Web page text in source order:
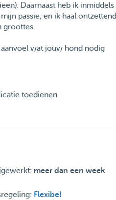
Daarnaast heb ik inmiddels
passie, en ik haal ontzettend
groottes.
aanvoel wat jouw hond nodig
ervaring met reactieve
in de buurt: ik pas me
de wandeling stemmen we
toedienen
meer dan een week
Flexibel